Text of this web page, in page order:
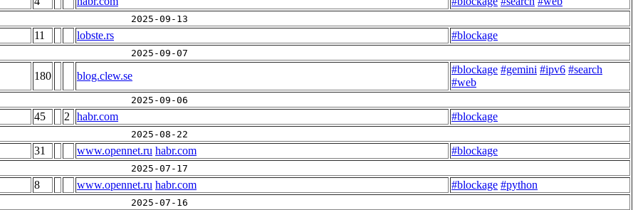
2025-09-13
11 lobste.rs #blockage
2025-09-07
180 blog.clew.se
#blockage #gemini #ipv6 #search
#web
2025-09-06
45 2 habr.com #blockage
2025-08-22
31 www.opennet.ru habr.com #blockage
2025-07-17
8 www.opennet.ru habr.com #blockage #python
2025-07-16